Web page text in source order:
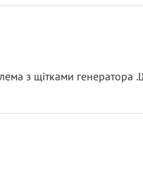
з щітками